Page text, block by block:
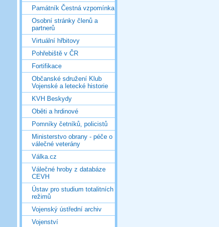
Památník Čestná vzpomínka
Osobní stránky členů a
partnerů
Virtuální hřbitovy
Pohřebiště v ČR
Fortifikace
Občanské sdružení Klub
Vojenské a letecké historie
KVH Beskydy
Oběti a hrdinové
Pomníky četníků, policistů
Ministerstvo obrany - péče o
válečné veterány
Válka.cz
Válečné hroby z databáze
CEVH
Ústav pro studium totalitních
režimů
Vojenský ústřední archiv
Vojenství